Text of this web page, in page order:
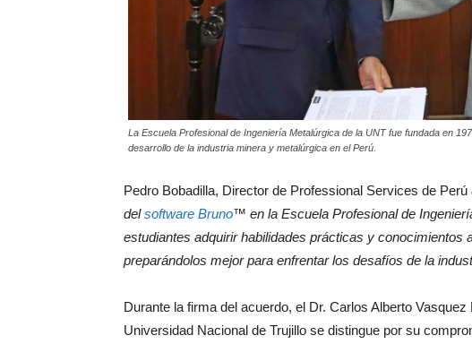
La Escuela Profesional de Ingeniería Metalúrgica de la UNT fue fundada en
desarrollo de la industria minera y metalúrgica en el Perú.
Pedro Bobadilla, Director de Professional Services de Perú
delsoftware Bruno™ en la Escuela Profesional de
estudiantes adquirir habilidades prácticas y conocimientos
preparándolos mejor para enfrentar los desafíos de la
Durante la firma del acuerdo, el Dr. Carlos Alberto
Universidad Nacional de Trujillo se distingue por su